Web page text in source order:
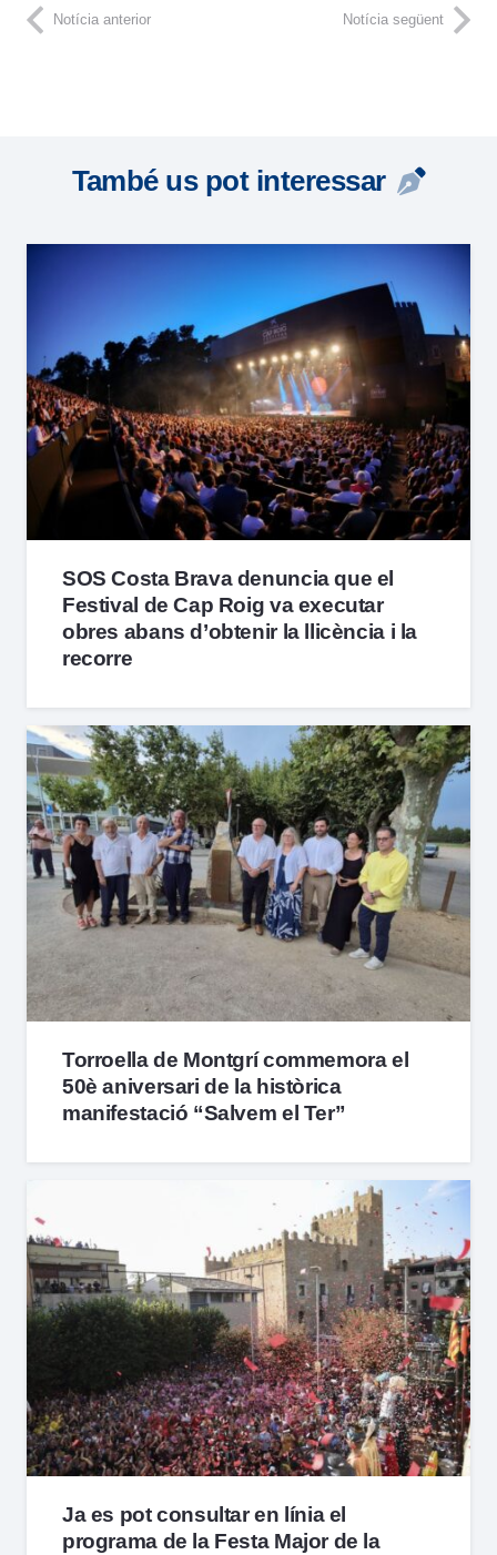
Notícia anterior Notícia següent
També us pot interessar
SOS Costa Brava denuncia que el
Festival de Cap Roig va executar
obres abans d’obtenir la llicència i la
recorre
Torroella de Montgrí commemora el
50è aniversari de la històrica
manifestació “Salvem el Ter”
Ja es pot consultar en línia el
programa de la Festa Major de la